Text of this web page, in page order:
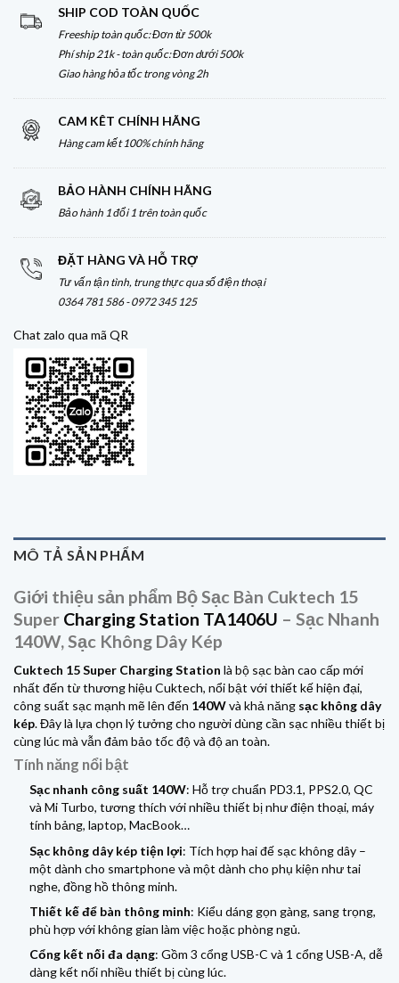
SHIP COD TOÀN QUỐC
Freeship toàn quốc: Đơn từ 500k
Phí ship 21k - toàn quốc: Đơn dưới 500k
Giao hàng hỏa tốc trong vòng 2h
CAM KÊT CHÍNH HÃNG
Hàng cam kết 100% chính hãng
BẢO HÀNH CHÍNH HÃNG
Bảo hành 1 đổi 1 trên toàn quốc
ĐẶT HÀNG VÀ HỖ TRỢ
Tư vấn tận tình, trung thực qua số điện thoại
0364 781 586 - 0972 345 125
Chat zalo qua mã QR
MÔ TẢ SẢN PHẨM
Giới thiệu sản phẩm Bộ Sạc Bàn Cuktech 15
Super Charging Station TA1406U – Sạc Nhanh
140W, Sạc Không Dây Kép
Cuktech 15Super Charging Station là bộ sạc bàn cao cấp mới
nhất đến từ thương hiệu Cuktech, nổi bật với thiết kế hiện đại,
công suất sạc mạnh mẽ lên đến 140Wvà khả năng sạc không dây
kép. Đây là lựa chọn lý tưởng cho người dùng cần sạc nhiều thiết bị
cùng lúc mà vẫn đảm bảo tốc độ và độ an toàn.
Tính năng nổi bật
Sạc nhanh công suất 140W: Hỗ trợ chuẩn PD3.1, PPS2.0, QC
và Mi Turbo, tương thích với nhiều thiết bị như điện thoại, máy
tính bảng, laptop, MacBook…
Sạc không dây kép tiện lợi: Tích hợp hai đế sạc không dây –
một dành cho smartphone và một dành cho phụ kiện như tai
nghe, đồng hồ thông minh.
Thiết kế để bàn thông minh: Kiểu dáng gọn gàng, sang trọng,
phù hợp với không gian làm việc hoặc phòng ngủ.
Cổng kết nối đa dạng: Gồm 3 cổng USB-C và 1 cổng USB-A, dễ
dàng kết nối nhiều thiết bị cùng lúc.